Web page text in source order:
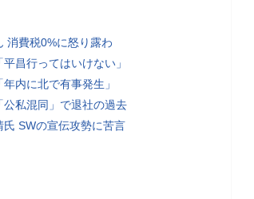
消費税0%に怒り露わ
昌行ってはいけない」
内に北で有事発生」
公私混同」で退社の過去
氏 SWの宣伝攻勢に苦言